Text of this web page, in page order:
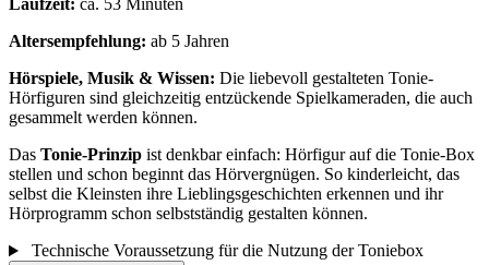
Laufzeit: ca. 53 Minuten
Altersempfehlung: ab 5 Jahren
Hörspiele, Musik & Wissen: Die liebevoll gestalteten Tonie-
Hörfiguren sind gleichzeitig entzückende Spielkameraden, die auch
gesammelt werden können.
Das Tonie-Prinzip ist denkbar einfach: Hörfigur auf die Tonie-Box
stellen und schon beginnt das Hörvergnügen. So kinderleicht, das
selbst die Kleinsten ihre Lieblingsgeschichten erkennen und ihr
Hörprogramm schon selbstständig gestalten können.
Technische Voraussetzung für die Nutzung der Toniebox